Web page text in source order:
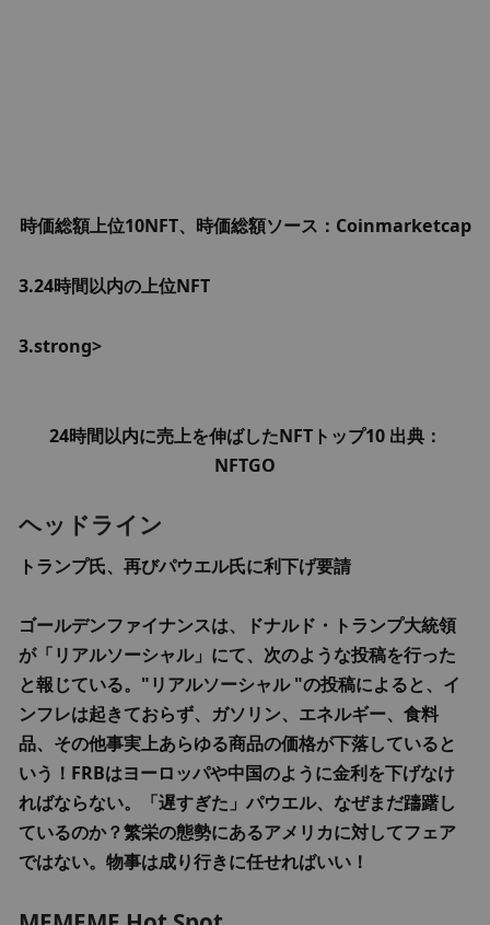
時価総額上位10NFT、時価総額ソース：Coinmarketcap
3.24時間以内の上位NFT
3.strong>
24時間以内に売上を伸ばしたNFTトップ10 出典：
NFTGO
ヘッドライン
トランプ氏、再びパウエル氏に利下げ要請
ゴールデンファイナンスは、ドナルド・トランプ大統領
が「リアルソーシャル」にて、次のような投稿を行った
と報じている。"リアルソーシャル "の投稿によると、イ
ンフレは起きておらず、ガソリン、エネルギー、食料
品、その他事実上あらゆる商品の価格が下落していると
いう！FRBはヨーロッパや中国のように金利を下げなけ
ればならない。「遅すぎた」パウエル、なぜまだ躊躇し
ているのか？繁栄の態勢にあるアメリカに対してフェア
ではない。物事は成り行きに任せればいい！